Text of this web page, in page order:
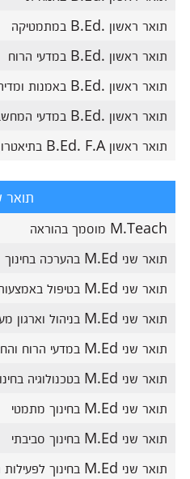
תואר ראשון .B.Ed במתמטיקה
תואר ראשון .B.Ed במדעי הרוח
תואר ראשון .B.Ed באמנות ומדיה חברתית
תואר ראשון .B.Ed במדעי המחשב ומערכות מידע
תואר ראשון B.Ed. F.A בתיאטרון
תואר
M.Teach מוסמך בהוראה
תואר שני M.Ed בהערכה בחינוך
תואר שני M.Ed בטיפול באמצעות אומנות
תואר שני M.Ed בניהול וארגון מערכות חינוך
תואר שני M.Ed במדעי הרוח והחברה בגישה רב תחומית
תואר שני M.Ed בטכנולוגיה בחינוך
תואר שני M.Ed בחינוך מתמטי
תואר שני M.Ed בחינוך סביבתי
תואר שני M.Ed בחינוך לפעילות גופנית ולבריאות